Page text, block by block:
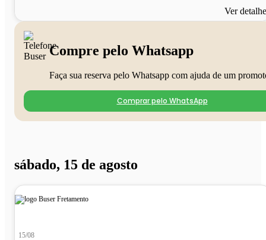
Ver
Compre pelo Whatsapp
Faça sua reserva pelo Whatsapp com ajuda de um
Comprar pelo WhatsApp
sábado, 15 de agosto
15/08